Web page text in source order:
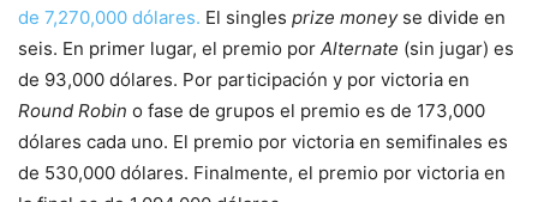
de 7,270,000 dólares. El singles prize money se divide en
seis. En primer lugar, el premio por Alternate (sin jugar) es
de 93,000 dólares. Por participación y por victoria en
Round Robin o fase de grupos el premio es de 173,000
dólares cada uno. El premio por victoria en semifinales es
de 530,000 dólares. Finalmente, el premio por victoria en